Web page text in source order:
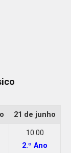
21 de junho
10.00
2.º Ano